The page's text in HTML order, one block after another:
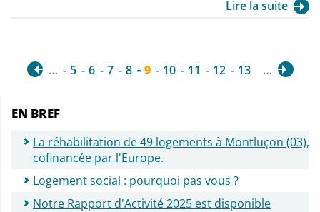
Lire la suite
… 5 6 7 8 9 10 11 12 13 …
EN BREF
La réhabilitation de 49 logements à Montluçon (03),
cofinancée par l'Europe.
Logement social : pourquoi pas vous ?
Notre Rapport d'Activité 2025 est disponible